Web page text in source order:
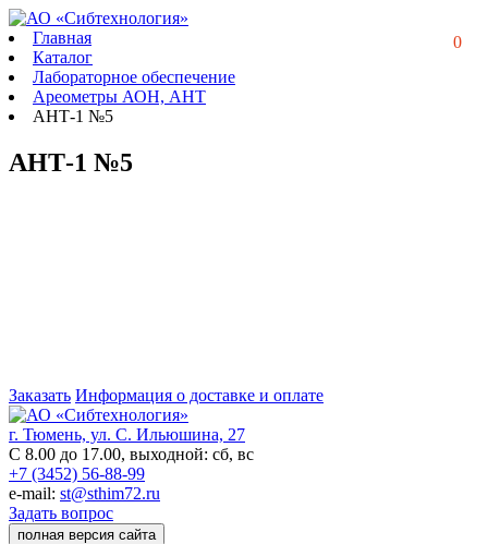
0
Главная
Каталог
Лабораторное обеспечение
Ареометры АОН, АНТ
АНТ-1 №5
АНТ-1 №5
Заказать Информация о доставке и оплате
г. Тюмень, ул. С. Ильюшина, 27
С 8.00 до 17.00, выходной: сб, вс
+7 (3452) 56-88-99
e-mail: st@sthim72.ru
Задать вопрос
полная версия сайта